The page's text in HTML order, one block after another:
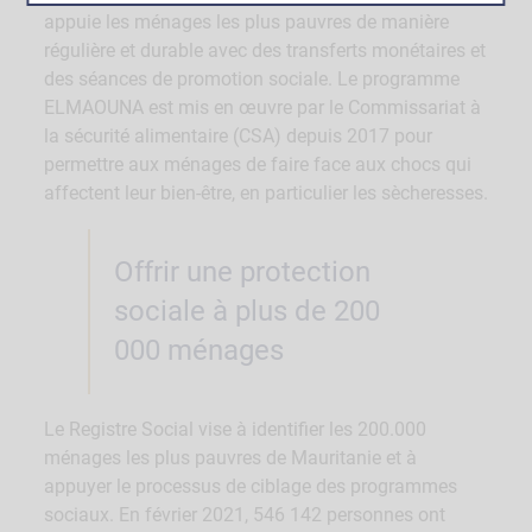
appuie les ménages les plus pauvres de manière
régulière et durable avec des transferts monétaires et
des séances de promotion sociale. Le programme
ELMAOUNA est mis en œuvre par le Commissariat à
la sécurité alimentaire (CSA) depuis 2017 pour
permettre aux ménages de faire face aux chocs qui
affectent leur bien-être, en particulier les sècheresses.
Offrir une protection
sociale à plus de 200
000 ménages
Le Registre Social vise à identifier les 200.000
ménages les plus pauvres de Mauritanie et à
appuyer le processus de ciblage des programmes
sociaux. En février 2021, 546 142 personnes ont